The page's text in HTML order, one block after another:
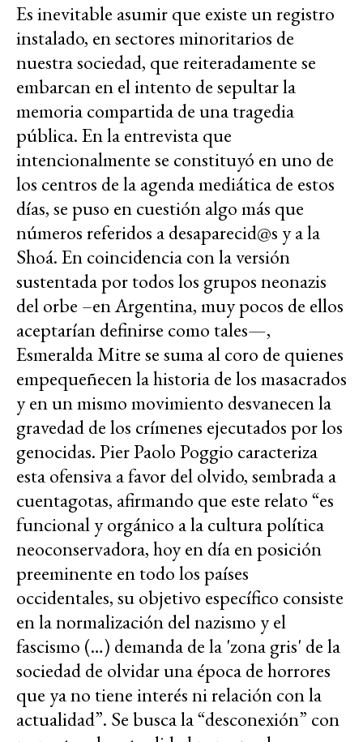
Es inevitable asumir que existe un registro
instalado, en sectores minoritarios de
nuestra sociedad, que reiteradamente se
embarcan en el intento de sepultar la
memoria compartida de una tragedia
pública. En la entrevista que
intencionalmente se constituyó en uno de
los centros de la agenda mediática de estos
días, se puso en cuestión algo más que
números referidos a desaparecid@s y a la
Shoá. En coincidencia con la versión
sustentada por todos los grupos neonazis
del orbe –en Argentina, muy pocos de ellos
aceptarían definirse como tales—,
Esmeralda Mitre se suma al coro de quienes
empequeñecen la historia de los masacrados
y en un mismo movimiento desvanecen la
gravedad de los crímenes ejecutados por los
genocidas. Pier Paolo Poggio caracteriza
esta ofensiva a favor del olvido, sembrada a
cuentagotas, afirmando que este relato “es
funcional y orgánico a la cultura política
neoconservadora, hoy en día en posición
preeminente en todo los países
occidentales, su objetivo específico consiste
en la normalización del nazismo y el
fascismo (…) demanda de la 'zona gris' de la
sociedad de olvidar una época de horrores
que ya no tiene interés ni relación con la
actualidad”. Se busca la “desconexión” con